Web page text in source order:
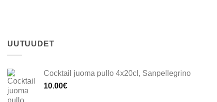
UUTUUDET
Cocktail juoma pullo 4x20cl, Sanpellegrino
10.00€